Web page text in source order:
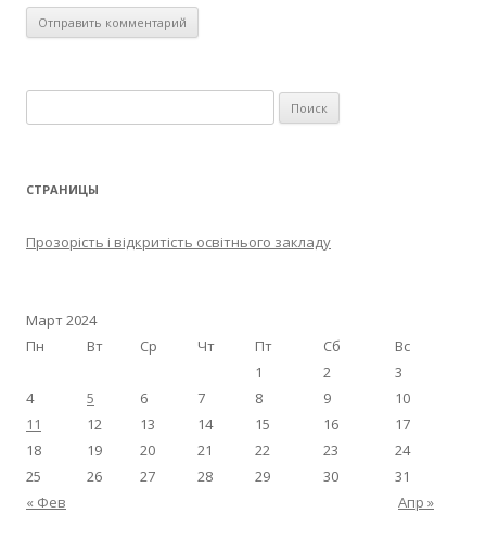
СТРАНИЦЫ
Прозорість і відкритість освітнього закладу
Март 2024
Пн
Вт Ср Чт Пт Сб Вс
« Фев Апр »
1 2
3
4
5 6 7 8 9
10
11
12 13 14 15 16
17
18
19 20 21 22 23
24
25
26 27 28 29 30 31